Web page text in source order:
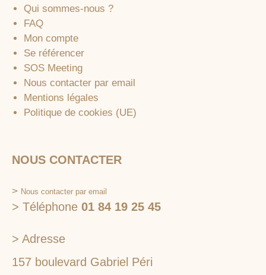
Qui sommes-nous ?
FAQ
Mon compte
Se référencer
SOS Meeting
Nous contacter par email
Mentions légales
Politique de cookies (UE)
NOUS CONTACTER
> Nous contacter par email
> Téléphone 01 84 19 25 45
> Adresse
157 boulevard Gabriel Péri